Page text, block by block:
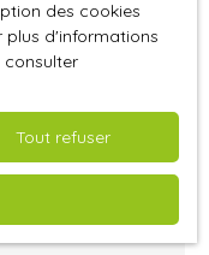
des cookies
plus d'informations
consulter
Tout refuser